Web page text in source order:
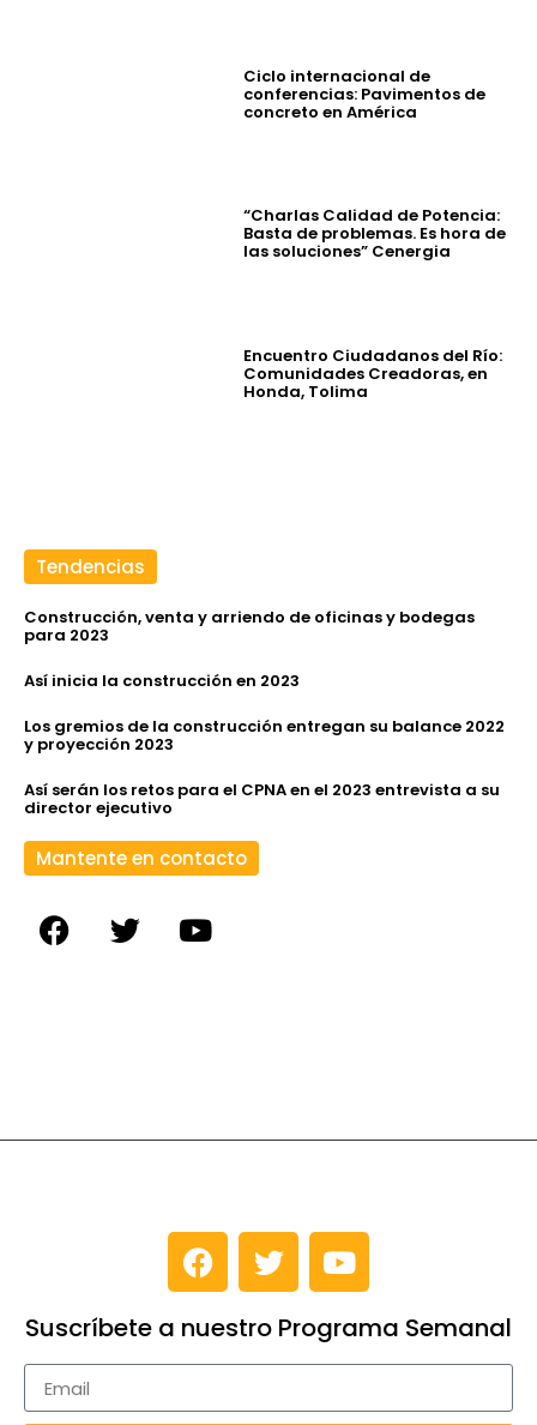
Ciclo internacional de
conferencias: Pavimentos de
concreto en América
“Charlas Calidad de Potencia:
Basta de problemas. Es hora de
las soluciones” Cenergia
Encuentro Ciudadanos del Río:
Comunidades Creadoras, en
Honda, Tolima
Tendencias
Construcción, venta y arriendo de oficinas y bodegas
para 2023
Así inicia la construcción en 2023
Los gremios de la construcción entregan su balance 2022
y proyección 2023
Así serán los retos para el CPNA en el 2023 entrevista a su
director ejecutivo
Mantente en contacto
Suscríbete a nuestro Programa Semanal